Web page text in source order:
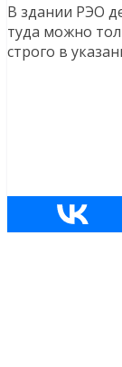
В здании РЭО
туда можно
строго в